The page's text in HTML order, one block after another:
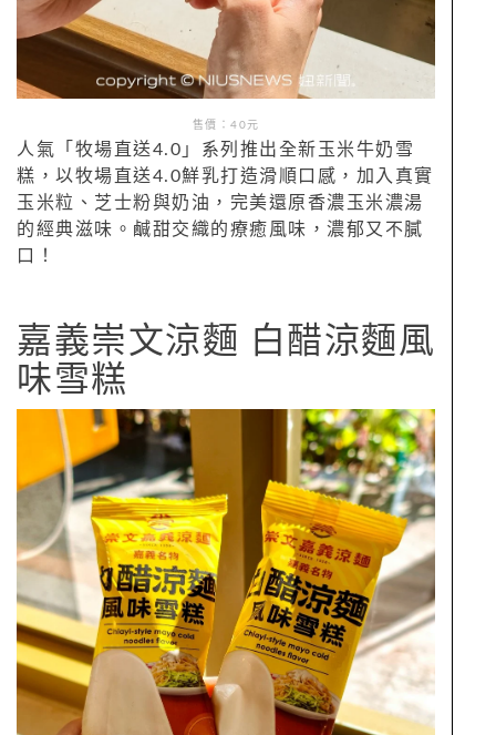
售價：40元
人氣「牧場直送4.0」系列推出全新玉米牛奶雪
糕，以牧場直送4.0鮮乳打造滑順口感，加入真實
玉米粒、芝士粉與奶油，完美還原香濃玉米濃湯
的經典滋味。鹹甜交織的療癒風味，濃郁又不膩
口！
嘉義崇文涼麵 白醋涼麵風
味雪糕